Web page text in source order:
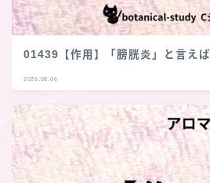
01439【作用】「膀胱炎」と言えば
2026.08.06